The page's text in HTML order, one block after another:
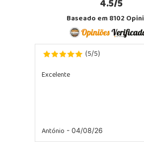
4.5/5
Baseado em 8102
(5/5)
Excelente
António - 04/08/26